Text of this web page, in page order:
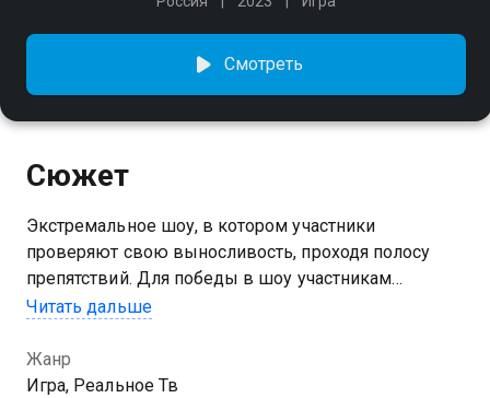
Смотреть
Сюжет
Экстремальное шоу, в котором участники
проверяют свою выносливость, проходя полосу
препятствий. Для победы в шоу участникам
необходимо пройти отборочный этап, полуфинал,
проекте важны скорость и количество
загоревшихся колец, которые нужно снимать на
Читать дальше
Жанр
Игра, Реальное Тв